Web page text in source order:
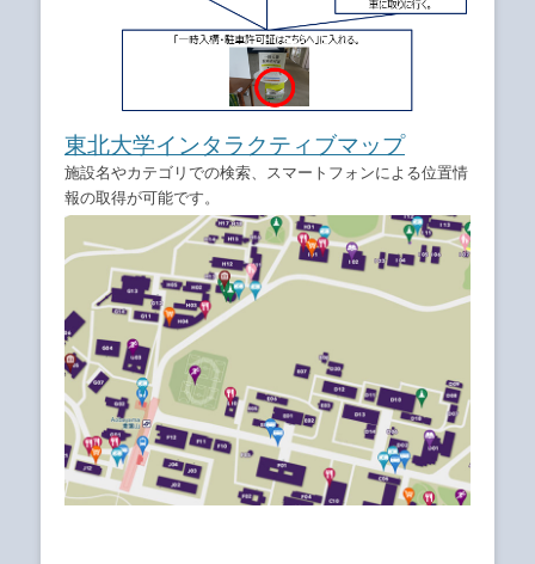
東北大学インタラクティブマップ
施設名やカテゴリでの検索、スマートフォンによる位置情
報の取得が可能です。